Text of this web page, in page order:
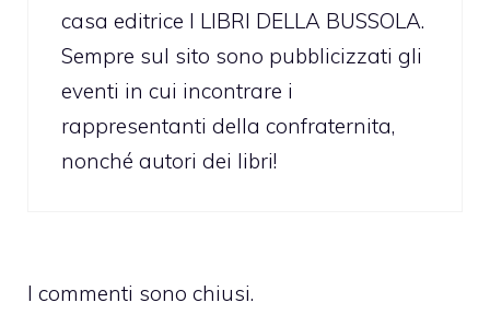
casa editrice I LIBRI DELLA BUSSOLA.
Sempre sul sito sono pubblicizzati gli
eventi in cui incontrare i
rappresentanti della confraternita,
nonché autori dei libri!
I commenti sono chiusi.